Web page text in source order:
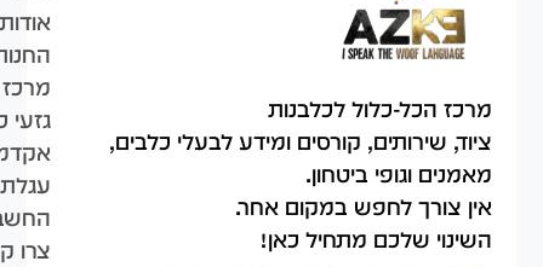
מרכז הכל-כלול לכלבנות
ציוד, שירותים, קורסים ומידע לבעלי כלבים,
מאמנים וגופי ביטחון.
אין צורך לחפש במקום אחר.
השינוי שלכם מתחיל כאן!
אודות
גזעי
עגלת
צרו